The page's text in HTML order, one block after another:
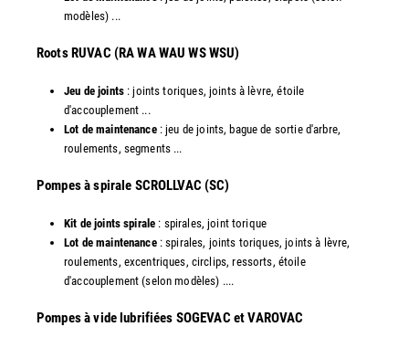
modèles) ...
​Roots RUVAC (RA WA WAU WS WSU)
Jeu de joints: joints toriques, joints à lèvre, étoile
d'accouplement ...
Lot de maintenance : jeu de joints, bague de sortie d'arbre,
roulements, segments ...
​Pompes à spirale SCROLLVAC (SC)
Kit de joints spirale : spirales, joint torique
Lot de maintenance: spirales, joints toriques, joints à lèvre,
roulements, excentriques, circlips, ressorts, étoile
d'accouplement (selon modèles) ....
​Pompes à vide lubrifiées SOGEVAC et VAROVAC